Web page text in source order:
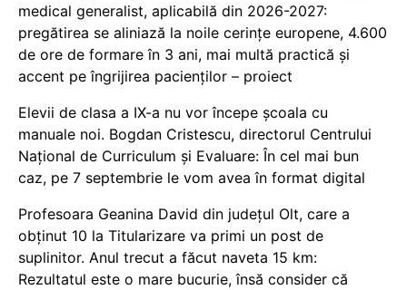
medical generalist, aplicabilă din 2026-2027:
pregătirea se aliniază la noile cerințe europene, 4.600
de ore de formare în 3 ani, mai multă practică și
accent pe îngrijirea pacienților – proiect
Elevii de clasa a IX-a nu vor începe școala cu
manuale noi. Bogdan Cristescu, directorul Centrului
Național de Curriculum și Evaluare: În cel mai bun
caz, pe 7 septembrie le vom avea în format digital
Profesoara Geanina David din județul Olt, care a
obținut 10 la Titularizare va primi un post de
suplinitor. Anul trecut a făcut naveta 15 km:
Rezultatul este o mare bucurie, însă consider că